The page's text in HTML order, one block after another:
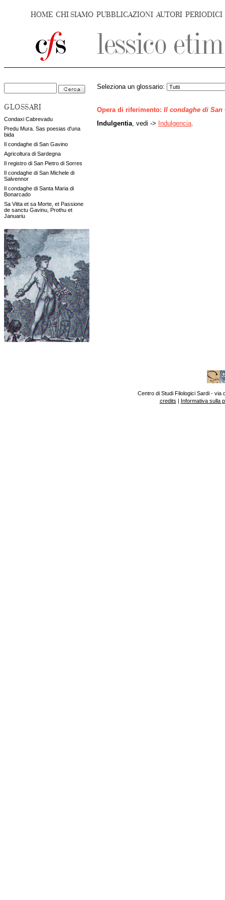
HOME CHI SIAMO PUBBLICAZIONI AUTORI PERIODICI
GLOSSARI
Condaxi Cabrevadu
Predu Mura. Sas poesias d'una
bida
Il condaghe di San Gavino
Agricoltura di Sardegna
Il registro di San Pietro di Sorres
Il condaghe di San Michele di
Salvennor
Il condaghe di Santa Maria di
Bonarcado
Sa Vitta et sa Morte, et Passione
de sanctu Gavinu, Prothu et
Januariu
Seleziona un glossario:
Opera di riferimento: Il condaghe di San
Indulgentia , vedi -> Indulgencia
Centro di Studi Filologici Sardi - via
credits | Informativa sulla